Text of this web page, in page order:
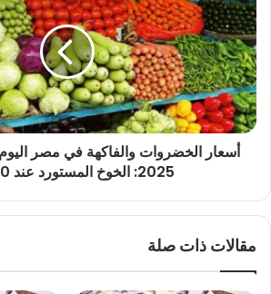
والفاكهة
في
مصر
اليوم
الاثنين
15
سبتمبر
2025:
جنيه
2025: الخوخ المستورد عند 60 جنيه
مقالات ذات صلة